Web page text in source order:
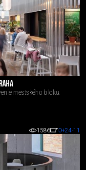
mestského bloku.
1586 0+24-11